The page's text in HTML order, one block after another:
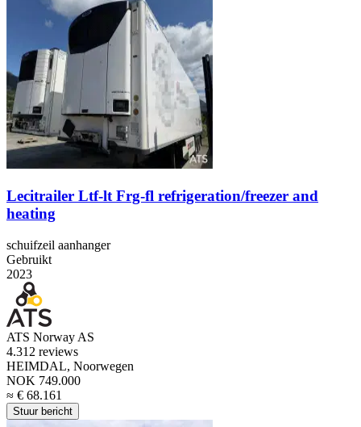
Lecitrailer Ltf-lt Frg-fl refrigeration/freezer and
heating
schuifzeil aanhanger
Gebruikt
2023
ATS Norway AS
4.312 reviews
HEIMDAL, Noorwegen
NOK 749.000
≈ € 68.161
Stuur bericht